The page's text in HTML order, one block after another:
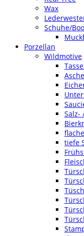
Wax
Schuhe/
Porzellan
Wildmotive
Salz-
tiefe